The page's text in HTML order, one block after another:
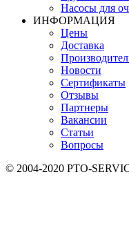
Насосы для
ИНФОРМАЦИЯ
Цены
Доставка
Новости
Сертификаты
Отзывы
Партнеры
Вакансии
Статьи
Вопросы
© 2004-2020 PTO-